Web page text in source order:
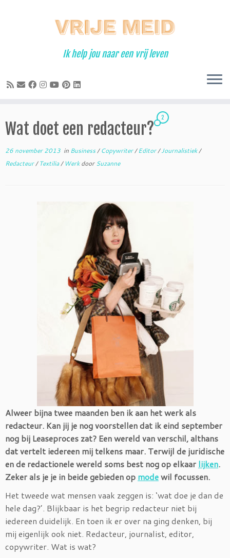
Ik help jou naar een vrij leven
Wat doet een redacteur?
2
26 november 2013 in Business/Copywriter/Editor/Journalistiek/
Redacteur/Textilia/ WerkdoorSuzanne
Alweer bijna twee maanden ben ik aan het werk als
redacteur. Kan jij je nog voorstellen dat ik eind september
nog bij Leaseproces zat? Een wereld van verschil, althans
dat vertelt iedereen mij telkens maar. Terwijl de juridische
en de redactionele wereld soms best nog op elkaar lijken.
Zeker als je je in beide gebieden op modewil focussen.
Het tweede wat mensen vaak zeggen is: ‘wat doe je dan de
hele dag?’. Blijkbaar is het begrip redacteur niet bij
iedereen duidelijk. En toen ik er over na ging denken, bij
mij eigenlijk ook niet. Redacteur, journalist, editor,
copywriter. Wat is wat?